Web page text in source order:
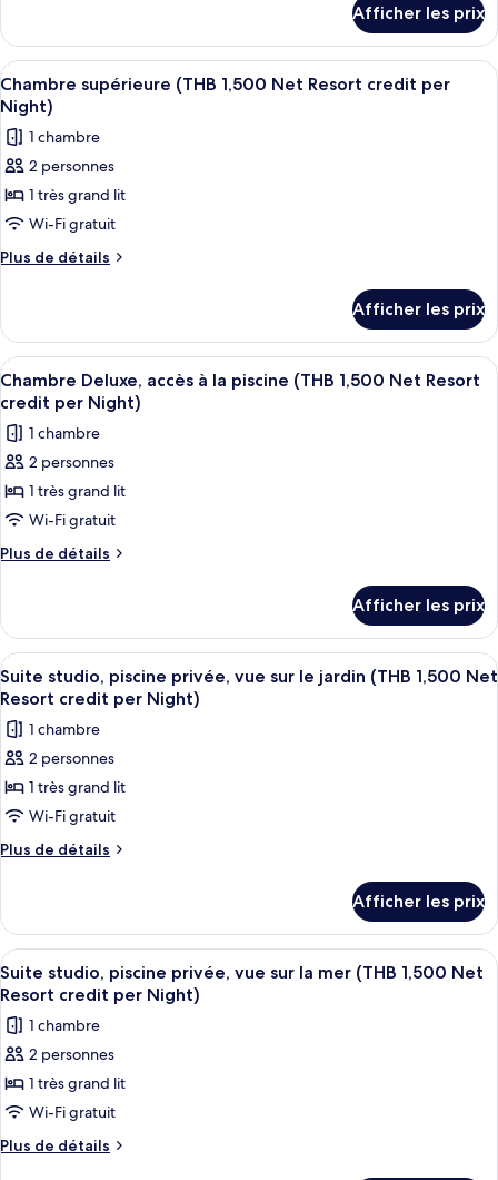
royale,
piscine
privée
(THB
2,000
Net
Resort
credit
per
Night)
Villa
royale,
piscine
privée
(THB
2,000
Net
Resort
credit
per
Afficher les prix
Afficher
toutes
les
photos
pour
ce
type
de
supérieure
(THB
1,500
Net
Resort
credit
per
Night)
Minibar, coffre-fort pour ordinateur
4
Chambre supérieure (THB 1,500 Net Resort credit per
Night)
1 chambre
2 personnes
1 très grand lit
Wi-Fi gratuit
Plus de détails
Plus
Chambre
supérieure
(THB
1,500
Resort
credit
Night)
Afficher les prix
Afficher
toutes
les
photos
pour
ce
type
de
Deluxe,
accès
à
la
piscine
(THB
1,500
Net
Resort
credit
5
Chambre Deluxe, accès à la piscine (THB 1,500 Net Resort
credit per Night)
1 chambre
2 personnes
1 très grand lit
Wi-Fi gratuit
Plus de détails
Plus
Chambre
Deluxe,
accès
à
piscine
(THB
Net
Resort
per
Afficher les prix
Afficher
toutes
les
photos
pour
ce
type
de
studio,
piscine
privée,
vue
sur
le
jardin
(THB
1,500
Net
5
Suite studio, piscine privée, vue sur le jardin (THB 1,500 Net
Resort credit per Night)
1 chambre
2 personnes
1 très grand lit
Wi-Fi gratuit
Plus de détails
Plus
Suite
studio,
piscine
privée,
sur
le
jardin
(THB
1,500
Resort
Afficher les prix
Afficher
toutes
les
photos
pour
ce
type
de
Minibar, coffre-fort pour ordinateur
5
Suite studio, piscine privée, vue sur la mer (THB 1,500 Net
Resort credit per Night)
1 chambre
2 personnes
1 très grand lit
Wi-Fi gratuit
Plus de détails
Plus